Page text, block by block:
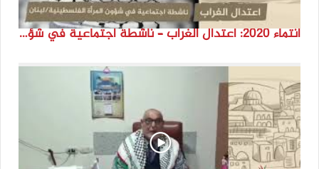
انتماء 2020: اعتدال الغراب – ناشطة اجتماعية في شؤون المرأة الفلسطينية – لبنان